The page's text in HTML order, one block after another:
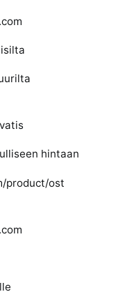
hintaan
product/ost